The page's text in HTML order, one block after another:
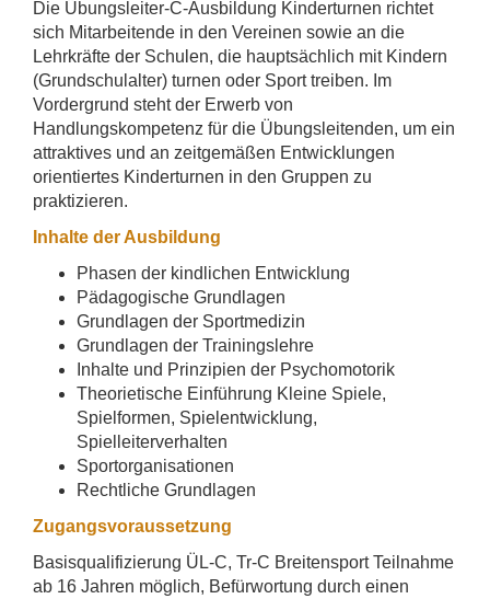
Die Übungsleiter-C-Ausbildung Kinderturnen richtet
sich Mitarbeitende in den Vereinen sowie an die
Lehrkräfte der Schulen, die hauptsächlich mit Kindern
(Grundschulalter) turnen oder Sport treiben. Im
Vordergrund steht der Erwerb von
Handlungskompetenz für die Übungsleitenden, um ein
attraktives und an zeitgemäßen Entwicklungen
orientiertes Kinderturnen in den Gruppen zu
praktizieren.
Inhalte der Ausbildung
Phasen der kindlichen Entwicklung
Pädagogische Grundlagen
Grundlagen der Sportmedizin
Grundlagen der Trainingslehre
Inhalte und Prinzipien der Psychomotorik
Theorietische Einführung Kleine Spiele,
Spielformen, Spielentwicklung,
Spielleiterverhalten
Sportorganisationen
Rechtliche Grundlagen
Zugangsvoraussetzung
Basisqualifizierung ÜL-C, Tr-C Breitensport Teilnahme
ab 16 Jahren möglich, Befürwortung durch einen